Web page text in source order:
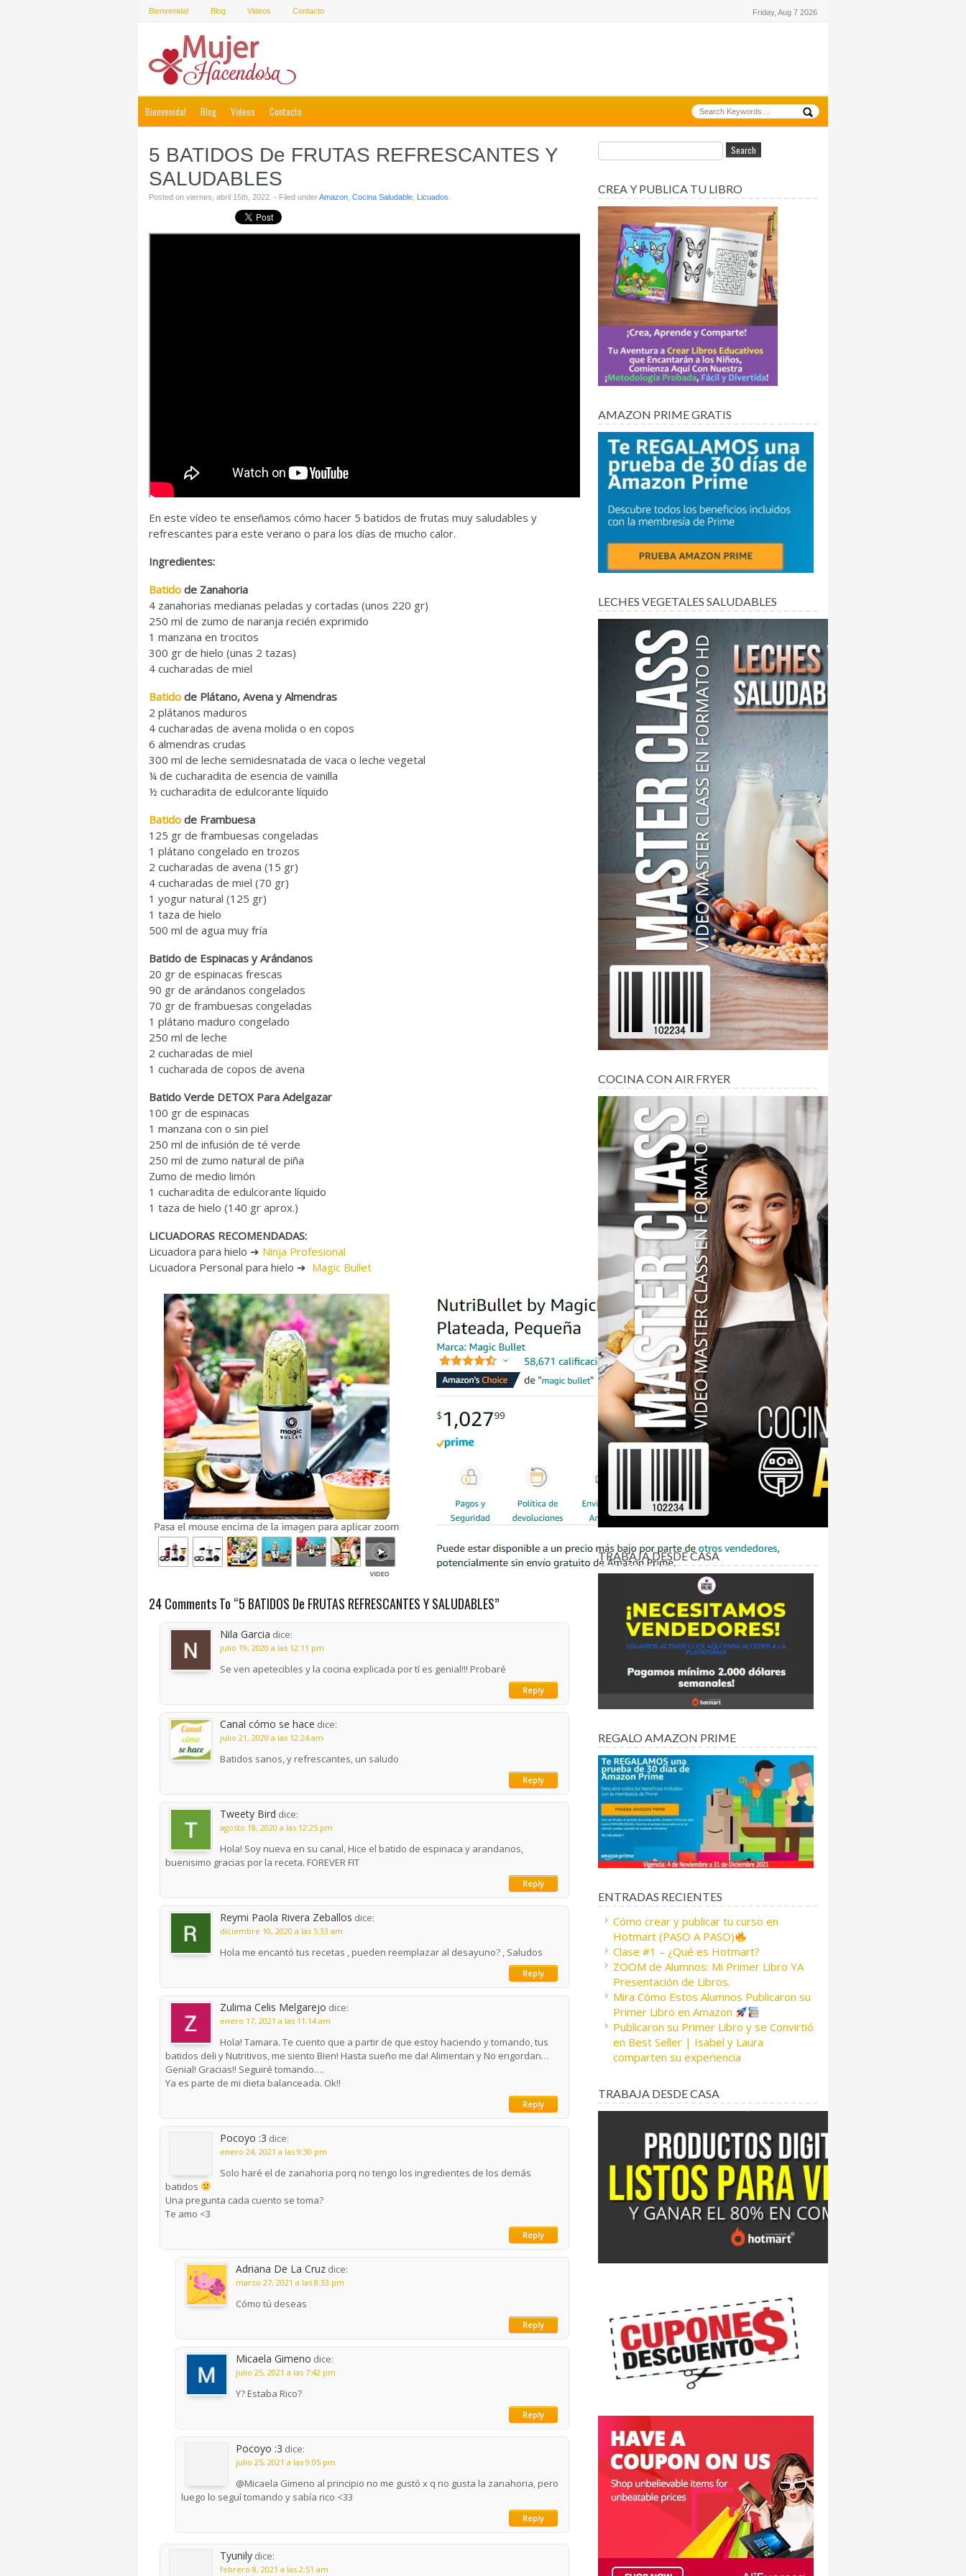
Bienvenida! Blog Videos Contacto Friday, Aug 7 2026
Bienvenida! Blog Videos Contacto
5 BATIDOS De FRUTAS REFRESCANTES Y
SALUDABLES
Posted on viernes, abril 15th, 2022. - Filed underAmazon Cocina Saludable Licuados
En este vídeo te enseñamos cómo hacer 5 batidos de frutas muy saludables y
refrescantes para este verano o para los días de mucho calor.
Ingredientes:
Batido de Zanahoria
4 zanahorias medianas peladas y cortadas (unos 220 gr)
250 ml de zumo de naranja recién exprimido
1 manzana en trocitos
300 gr de hielo (unas 2 tazas)
4 cucharadas de miel
Batido de Plátano, Avena y Almendras
2 plátanos maduros
4 cucharadas de avena molida o en copos
6 almendras crudas
300 ml de leche semidesnatada de vaca o leche vegetal
¼ de cucharadita de esencia de vainilla
½ cucharadita de edulcorante líquido
Batido de Frambuesa
125 gr de frambuesas congeladas
1 plátano congelado en trozos
2 cucharadas de avena (15 gr)
4 cucharadas de miel (70 gr)
1 yogur natural (125 gr)
1 taza de hielo
500 ml de agua muy fría
Batido de Espinacas y Arándanos
20 gr de espinacas frescas
90 gr de arándanos congelados
70 gr de frambuesas congeladas
1 plátano maduro congelado
250 ml de leche
2 cucharadas de miel
1 cucharada de copos de avena
Batido Verde DETOX Para Adelgazar
100 gr de espinacas
1 manzana con o sin piel
250 ml de infusión de té verde
250 ml de zumo natural de piña
Zumo de medio limón
1 cucharadita de edulcorante líquido
1 taza de hielo (140 gr aprox.)
LICUADORAS RECOMENDADAS:
Licuadora para hielo ➜ Ninja Profesional
Licuadora Personal para hielo ➜ Magic Bullet
24 Comments To “5 BATIDOS De FRUTAS REFRESCANTES Y SALUDABLES”
Nila Garcia dice:
julio 19, 2020 a las 12:11 pm
Se ven apetecibles y la cocina explicada por tí es genial!!! Probaré
Reply
Canal cómo se hace dice:
julio 21, 2020 a las 12:24 am
Batidos sanos, y refrescantes, un saludo
Reply
Tweety Bird dice:
agosto 18, 2020 a las 12:25 pm
Hola! Soy nueva en su canal, Hice el batido de espinaca y arandanos,
buenisimo gracias por la receta. FOREVER FIT
Reply
Reymi Paola Rivera Zeballos dice:
diciembre 10, 2020 a las 5:33 am
Hola me encantó tus recetas , pueden reemplazar al desayuno? , Saludos
Reply
Zulima Celis Melgarejo dice:
enero 17, 2021 a las 11:14 am
Hola! Tamara. Te cuento que a partir de que estoy haciendo y tomando, tus
batidos deli y Nutritivos, me siento Bien! Hasta sueño me da! Alimentan y No engordan…
Genial! Gracias!! Seguiré tomando….
Ya es parte de mi dieta balanceada. Ok!!
Reply
Pocoyo :3 dice:
enero 24, 2021 a las 9:30 pm
Solo haré el de zanahoria porq no tengo los ingredientes de los demás
batidos
Una pregunta cada cuento se toma?
Te amo <3
Reply
Adriana De La Cruz dice:
marzo 27, 2021 a las 8:33 pm
Cómo tú deseas
Reply
Micaela Gimeno dice:
julio 25, 2021 a las 7:42 pm
Y? Estaba Rico?
Reply
Pocoyo :3 dice:
julio 25, 2021 a las 9:05 pm
@Micaela Gimeno al principio no me gustó x q no gusta la zanahoria, pero
luego lo seguí tomando y sabía rico <33
Reply
Tyunily dice:
febrero 8, 2021 a las 2:51 am
CREA Y PUBLICA TU LIBRO
AMAZON PRIME GRATIS
LECHES VEGETALES SALUDABLES
COCINA CON AIR FRYER
TRABAJA DESDE CASA
REGALO AMAZON PRIME
ENTRADAS RECIENTES
Cómo crear y publicar tu curso en
Hotmart (PASO A PASO)
Clase #1 – ¿Qué es Hotmart?
ZOOM de Alumnos: Mi Primer Libro YA
Presentación de Libros.
Mira Cómo Estos Alumnos Publicaron su
Primer Libro en Amazon
Publicaron su Primer Libro y se Convirtió
en Best Seller | Isabel y Laura
comparten su experiencia
TRABAJA DESDE CASA